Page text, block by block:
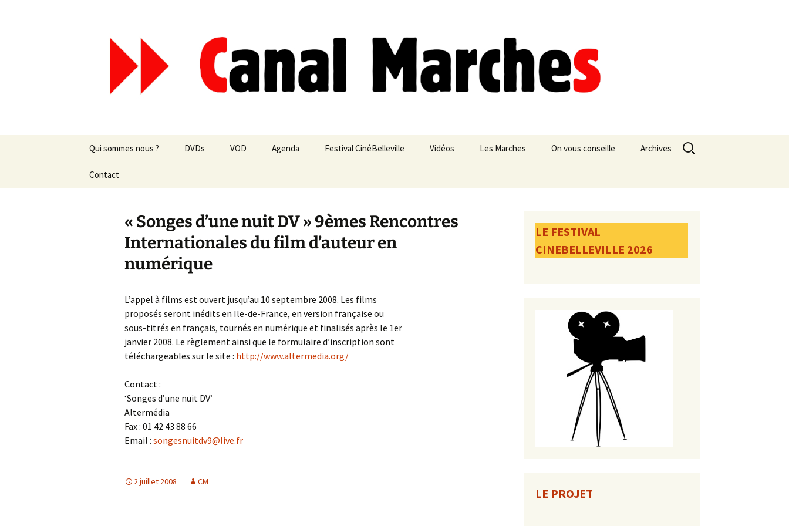
Canal Marches
Qui sommes nous ?
Les revues de presse
Les projets
DVDs VOD Agenda Festival CinéBelleville Vidéos Les Marches On vous conseille Archives
Contact
Rechercher :
« Songes d’une nuit DV » 9èmes Rencontres
Internationales du film d’auteur en
numérique
L’appel à films est ouvert jusqu’au 10 septembre 2008. Les films
proposés seront inédits en Ile-de-France, en version française ou
sous-titrés en français, tournés en numérique et finalisés après le 1er
janvier 2008. Le règlement ainsi que le formulaire d’inscription sont
téléchargeables sur le site : http://www.altermedia.org/
Contact :
‘Songes d’une nuit DV’
Altermédia
Fax : 01 42 43 88 66
Email : songesnuitdv9@live.fr
2 juillet 2008 CM
LE FESTIVAL
CINEBELLEVILLE 2026
LE PROJET